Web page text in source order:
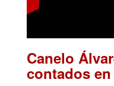
Canelo
contados